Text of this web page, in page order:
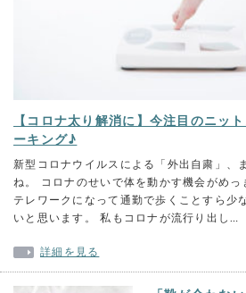
【コロナ太り解消に】今注目のニッ
ーキング♪
新型コロナウイルスによる「外出自粛」、
ね。 コロナのせいで体を動かす機会がめっ
テレワークになって通勤で歩くことすら少
いと思います。 私もコロナが流行り出し…
詳細を見る